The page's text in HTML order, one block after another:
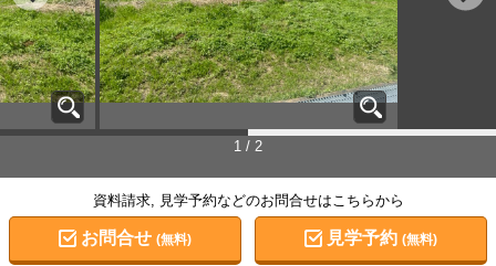
1 / 2
資料請求, 見学予約などのお問合せはこちらから
お問合せ (無料) 見学予約(無料)